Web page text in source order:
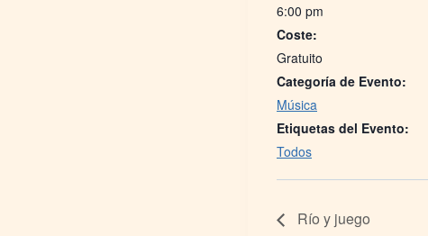
6:00 pm
Coste:
Gratuito
Categoría de Evento:
Música
Etiquetas del Evento:
Todos
Río y juego